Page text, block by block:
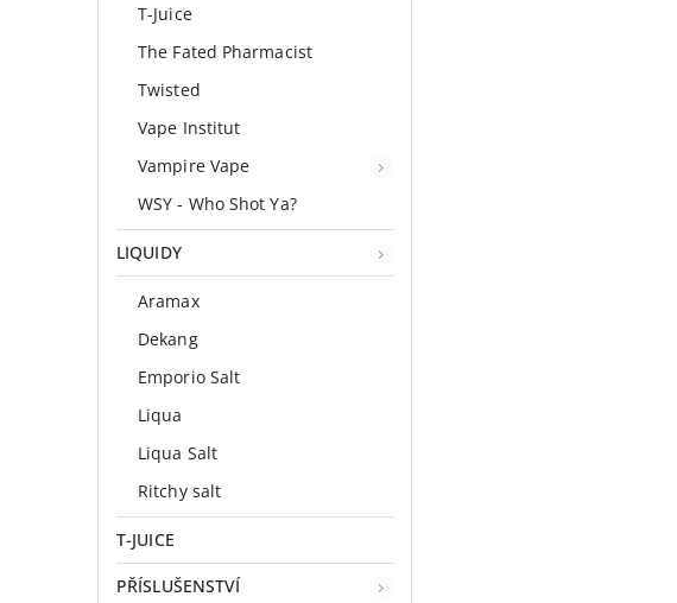
T-Juice
The Fated Pharmacist
Twisted
Vape Institut
Vampire Vape
WSY - Who Shot Ya?
LIQUIDY
Aramax
Dekang
Emporio Salt
Liqua
Liqua Salt
Ritchy salt
T-JUICE
PŘÍSLUŠENSTVÍ